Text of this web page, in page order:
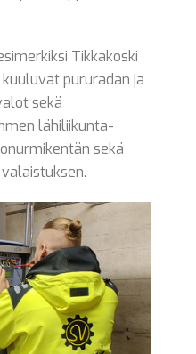
Tikkakoski
pururadan ja
sekä
lähiliikunta-
sekä